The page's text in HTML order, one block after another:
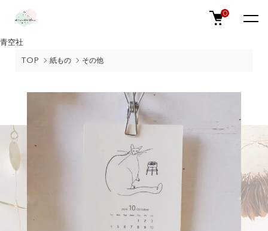
青空社
0
TOP 紙もの その他